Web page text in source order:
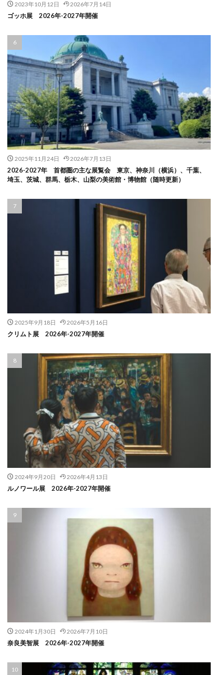
2023年10月12日 2026年7月14日
ゴッホ展 2026年-2027年開催
2025年11月24日 2026年7月13日
2026-2027年 首都圏の主な展覧会 東京、神奈川（横浜）、千葉、
埼玉、茨城、群馬、栃木、山梨の美術館・博物館（随時更新）
2025年9月18日 2026年5月16日
クリムト展 2026年-2027年開催
2024年9月20日 2026年4月13日
ルノワール展 2026年-2027年開催
2024年1月30日 2026年7月10日
奈良美智展 2026年-2027年開催